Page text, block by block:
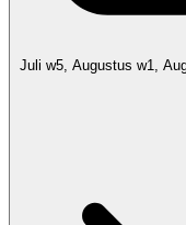
Juli w5, Augustus w1,